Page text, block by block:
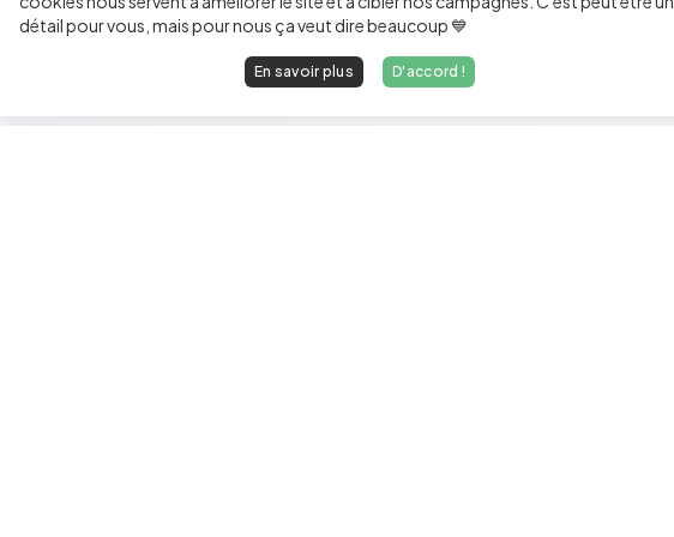
détail pour vous, mais pour nous ça veut dire beaucoup 💙
En savoir plus D'accord !